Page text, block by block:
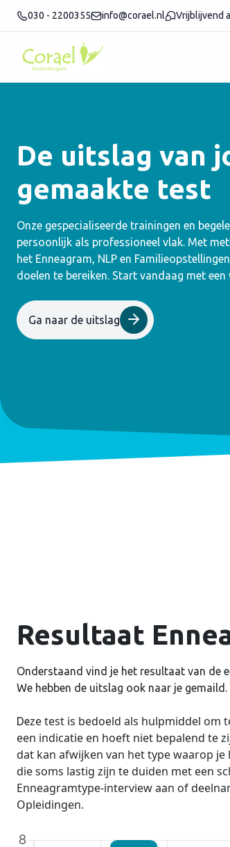
030 - 2200355 info@corael.nl Vrijblijvend
De uitslag van
gemaakte test
Onze gespecialiseerde trainingen en
persoonlijk als professioneel vlak. Met
het Enneagram, NLP en
doelen te bereiken. Start vandaag met een
Ga naar de uitslag
Resultaat
Onderstaand vind je het resultaat van de
We hebben de uitslag ook naar je
Deze test is bedoeld als hulpmiddel om
een indicatie en hoeft niet bepalend te
dat kan afwijken van het type waarop
die soms lastig zijn te duiden met een
Enneagramtype-interview aan of
Opleidingen.